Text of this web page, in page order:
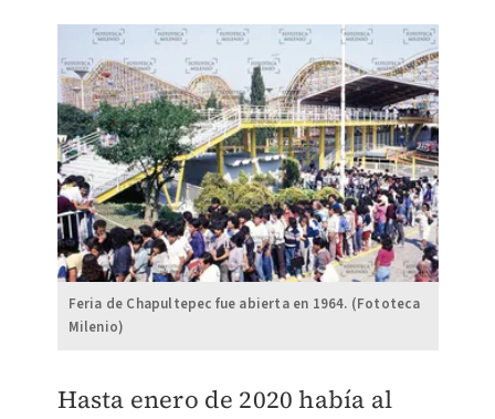
Feria de Chapultepec fue abierta en 1964. (Fototeca
Milenio)
Hasta enero de 2020 había al